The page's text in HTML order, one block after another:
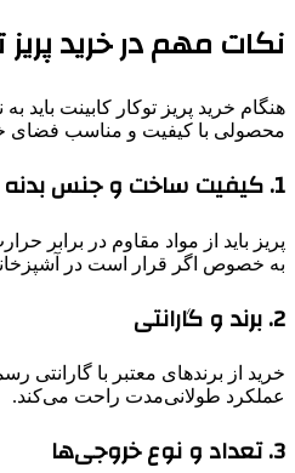
نکات مهم در خرید پریز
هنگام خرید پریز توکار کابینت باید
محصولی با کیفیت و مناسب فضای
1. کیفیت ساخت و جنس بدنه
پریز باید از مواد مقاوم در برابر
به خصوص اگر قرار است در
2. برند و گارانتی
خرید از برندهای معتبر با گارانتی
عملکرد طولانی‌مدت راحت می‌کند.
3. تعداد و نوع خروجی‌ها